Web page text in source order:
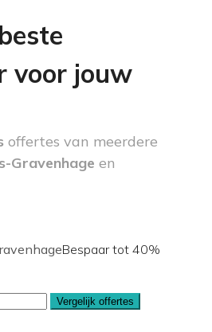
voor jouw
offertes van meerdere
Gravenhage en
Bespaar tot 40%
Vergelijk offertes